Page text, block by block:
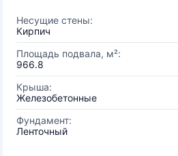
Несущие стены:
Кирпич
Площадь подвала, м²:
966.8
Крыша:
Железобетонные
Фундамент:
Ленточный